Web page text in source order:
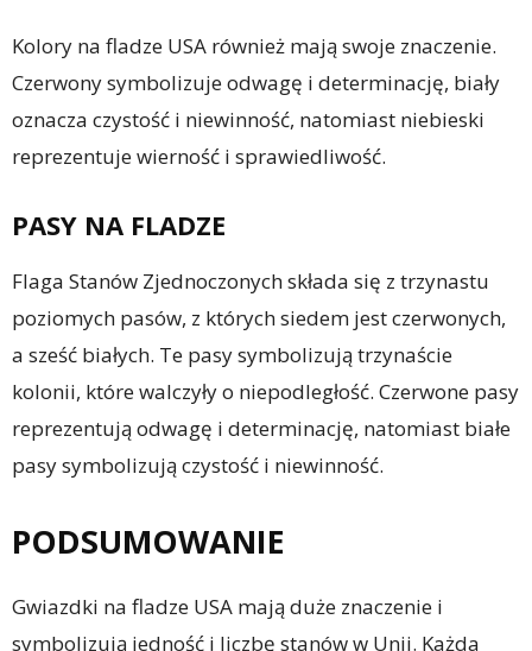
Kolory na fladze USA również mają swoje znaczenie.
Czerwony symbolizuje odwagę i determinację, biały
oznacza czystość i niewinność, natomiast niebieski
reprezentuje wierność i sprawiedliwość.
PASY NA FLADZE
Flaga Stanów Zjednoczonych składa się z trzynastu
poziomych pasów, z których siedem jest czerwonych,
a sześć białych. Te pasy symbolizują trzynaście
kolonii, które walczyły o niepodległość. Czerwone pasy
reprezentują odwagę i determinację, natomiast białe
pasy symbolizują czystość i niewinność.
PODSUMOWANIE
Gwiazdki na fladze USA mają duże znaczenie i
symbolizują jedność i liczbę stanów w Unii. Każda